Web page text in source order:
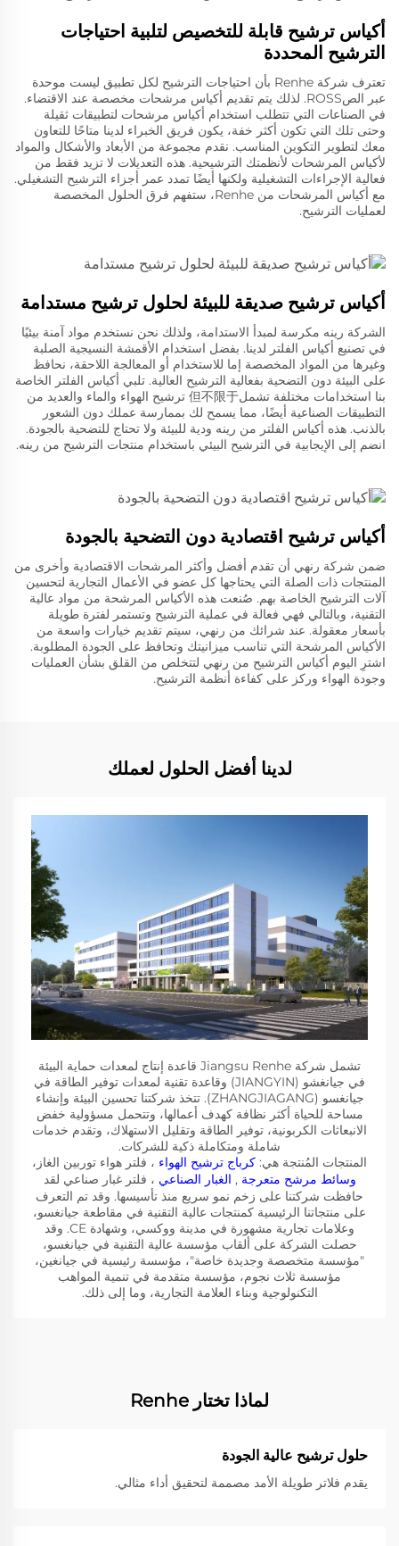
أكياس ترشيح قابلة للتخصيص لتلبية احتياجات
الترشيح المحددة
تعترف شركة Renhe بأن احتياجات الترشيح لكل تطبيق ليست موحدة
عبر الصROSS. لذلك يتم تقديم أكياس مرشحات مخصصة عند الاقتضاء.
في الصناعات التي تتطلب استخدام أكياس مرشحات لتطبيقات ثقيلة
وحتى تلك التي تكون أكثر خفة، يكون فريق الخبراء لدينا متاحًا للتعاون
معك لتطوير التكوين المناسب. نقدم مجموعة من الأبعاد والأشكال والمواد
لأكياس المرشحات لأنظمتك الترشيحية. هذه التعديلات لا تزيد فقط من
فعالية الإجراءات التشغيلية ولكنها أيضًا تمدد عمر أجزاء الترشيح التشغيلي.
مع أكياس المرشحات من Renhe، ستفهم فرق الحلول المخصصة
لعمليات الترشيح.
أكياس ترشيح صديقة للبيئة لحلول ترشيح مستدامة
الشركة رينه مكرسة لمبدأ الاستدامة، ولذلك نحن نستخدم مواد آمنة بيئيًا
في تصنيع أكياس الفلتر لدينا. بفضل استخدام الأقمشة النسيجية الصلبة
وغيرها من المواد المخصصة إما للاستخدام أو المعالجة اللاحقة، نحافظ
على البيئة دون التضحية بفعالية الترشيح العالية. تلبي أكياس الفلتر الخاصة
بنا استخدامات مختلفة تشمل但不限于 ترشيح الهواء والماء والعديد من
التطبيقات الصناعية أيضًا، مما يسمح لك بممارسة عملك دون الشعور
بالذنب. هذه أكياس الفلتر من رينه ودية للبيئة ولا تحتاج للتضحية بالجودة.
انضم إلى الإيجابية في الترشيح البيئي باستخدام منتجات الترشيح من رينه.
أكياس ترشيح اقتصادية دون التضحية بالجودة
ضمن شركة رنهي أن تقدم أفضل وأكثر المرشحات الاقتصادية وأخرى من
المنتجات ذات الصلة التي يحتاجها كل عضو في الأعمال التجارية لتحسين
آلات الترشيح الخاصة بهم. صُنعت هذه الأكياس المرشحة من مواد عالية
التقنية، وبالتالي فهي فعالة في عملية الترشيح وتستمر لفترة طويلة
بأسعار معقولة. عند شرائك من رنهي، سيتم تقديم خيارات واسعة من
الأكياس المرشحة التي تناسب ميزانيتك وتحافظ على الجودة المطلوبة.
اشترِ اليوم أكياس الترشيح من رنهي لتتخلص من القلق بشأن العمليات
وجودة الهواء وركز على كفاءة أنظمة الترشيح.
لدينا أفضل الحلول لعملك
تشمل شركة Jiangsu Renhe قاعدة إنتاج لمعدات حماية البيئة
في جيانغشو (JIANGYIN) وقاعدة تقنية لمعدات توفير الطاقة في
جيانغسو (ZHANGJIAGANG). تتخذ شركتنا تحسين البيئة وإنشاء
مساحة للحياة أكثر نظافة كهدف أعمالها، وتتحمل مسؤولية خفض
الانبعاثات الكربونية، توفير الطاقة وتقليل الاستهلاك، وتقدم خدمات
شاملة ومتكاملة ذكية للشركات.
المنتجات المُنتجة هي: كرباج ترشيح الهواء ، فلتر هواء توربين الغاز،
وسائط مرشح متعرجة, الغبار الصناعي ، فلتر غبار صناعي لقد
حافظت شركتنا على زخم نمو سريع منذ تأسيسها. وقد تم التعرف
على منتجاتنا الرئيسية كمنتجات عالية التقنية في مقاطعة جيانغسو،
وعلامات تجارية مشهورة في مدينة ووكسي، وشهادة CE. وقد
حصلت الشركة على ألقاب مؤسسة عالية التقنية في جيانغسو،
"مؤسسة متخصصة وجديدة خاصة"، مؤسسة رئيسية في جيانغين،
مؤسسة ثلاث نجوم، مؤسسة متقدمة في تنمية المواهب
التكنولوجية وبناء العلامة التجارية، وما إلى ذلك.
لماذا تختار Renhe
حلول ترشيح عالية الجودة
يقدم فلاتر طويلة الأمد مصممة لتحقيق أداء مثالي.